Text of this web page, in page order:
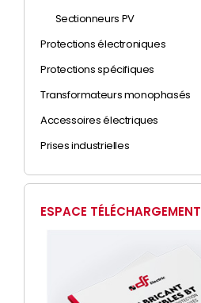
Sectionneurs PV
Protections électroniques
Protections spécifiques
Transformateurs monophasés
Accessoires électriques
Prises industrielles
ESPACE TÉLÉCHARGEMENT